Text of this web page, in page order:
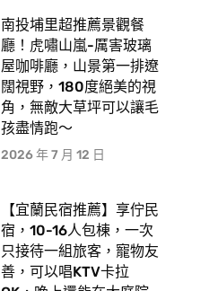
南投埔里超推薦景觀餐
廳！虎嘯山嵐-厲害玻璃
屋咖啡廳，山景第一排遼
闊視野，180度絕美的視
角，無敵大草坪可以讓毛
孩盡情跑〜
2026 年 7 月 12 日
【宜蘭民宿推薦】享佇民
宿，10-16人包棟，一次
只接待一組旅客，寵物友
善，可以唱KTV卡拉